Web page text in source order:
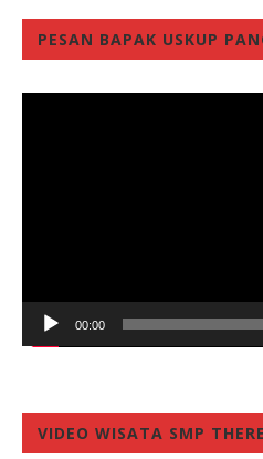
PESAN BAPAK USKUP
00:00
VIDEO WISATA SMP